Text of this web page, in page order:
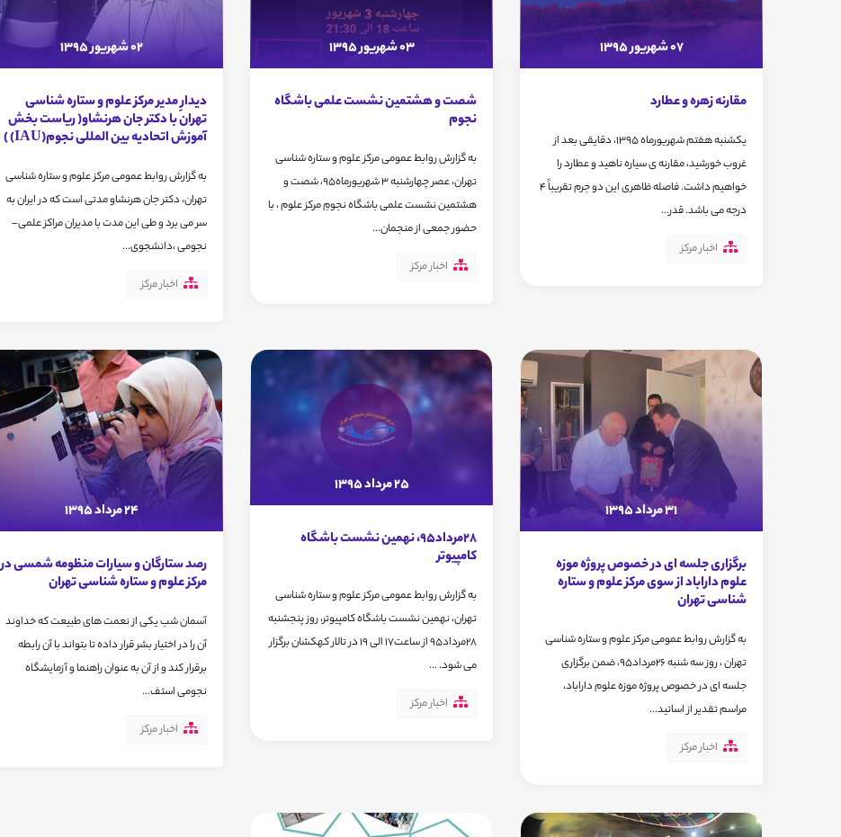
07 شهریور 1395
مقارنه زهره و عطارد
یکشنبه هفتم شهریورماه 1395، دقایقی بعد از
غروب خورشید، مقارنه ی سیاره ناهید و عطارد را
خواهیم داشت. فاصله ظاهری این دو جرم تقریباً 4
درجه می باشد. قدر...
اخبار مرکز
03 شهریور 1395
شصت و هشتمین نشست علمی باشگاه
نجوم
به گزارش روابط عمومی مرکز علوم و ستاره شناسی
تهران، عصر چهارشنبه 3 شهریورماه95، شصت و
هشتمین نشست علمی باشگاه نجومِ مرکز علوم ، با
حضور جمعی از منجمان...
اخبار مرکز
02 شهریور 1395
دیدارِ مدیر مرکز علوم و ستاره شناسی
تهران با دکتر جان هرنشاو( ریاست بخش
آموزش اتحادیه بین المللی نجوم(IAU) )
به گزارش روابط عمومی مرکز علوم و ستاره شناسی
تهران، دکتر جان هرنشاو مدتی است که در ایران به
سر می برد و طی این مدت با مدیران مراکز علمی-
نجومی ،دانشجوی...
اخبار مرکز
31 مرداد 1395
برگزاری جلسه ای در خصوص پروژه موزه
علوم داراباد از سوی مرکز علوم و ستاره
شناسی تهران
به گزارش روابط عمومی مرکز علوم و ستاره شناسی
تهران ، روز سه شنبه 26مرداد95، ضمن برگزاری
جلسه ای در خصوص پروژه موزه علوم داراباد،
مراسم تقدیر از اساتید...
اخبار مرکز
25 مرداد 1395
28مرداد95، نهمین نشست باشگاه
کامپیوتر
به گزارش روابط عمومی مرکز علوم و ستاره شناسی
تهران، نهمین نشست باشگاه کامپیوتر، روز پنجشنبه
28مرداد95 از ساعت17 الی 19 در تالار کهکشان برگزار
می شود. ...
اخبار مرکز
24 مرداد 1395
رصد ستارگان و سیارات منظومه شمسی در
مرکز علوم و ستاره شناسی تهران
آسمان شب یکی از نعمت های طبیعت که خداوند
آن را در اختیار بشر قرار داده تا بتواند با آن رابطه
برقرار کند و از آن به عنوان راهنما و آزمایشگاه
نجومی استف...
اخبار مرکز